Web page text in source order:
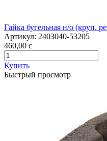
Гайка бугельная н/о (круп.
Артикул: 2403040-53205
460,00 c
Купить
Быстрый просмотр